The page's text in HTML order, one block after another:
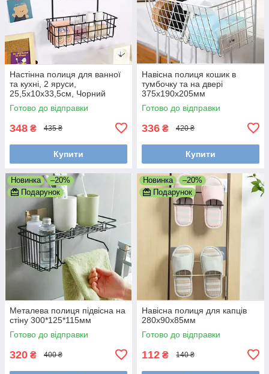
Настінна полиця для ванної
та кухні, 2 яруси,
25,5x10x33,5см, Чорний
Готово до відправки
348 ₴ 435 ₴
Купити
Навісна полиця кошик в
тумбочку та на двері
375х190х205мм
Готово до відправки
336 ₴ 420 ₴
Купити
Новинка
–20%
Подарунок
Металева полиця підвісна на
стіну 300*125*115мм
Готово до відправки
320 ₴ 400 ₴
Новинка
–20%
Подарунок
Навісна полиця для капців
280х90х85мм
Готово до відправки
112 ₴ 140 ₴